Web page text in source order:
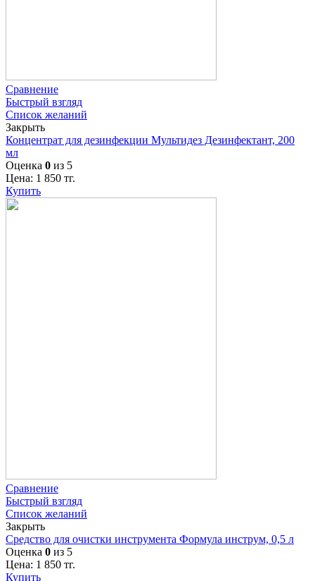
Сравнение
Быстрый взгляд
Список желаний
Закрыть
Концентрат для дезинфекции Мультидез Дезинфектант, 200
мл
Оценка 0 из 5
Цена: 1 850 тг.
Купить
Сравнение
Быстрый взгляд
Список желаний
Закрыть
Средство для очистки инструмента Формула инструм, 0,5 л
Оценка 0 из 5
Цена: 1 850 тг.
Купить